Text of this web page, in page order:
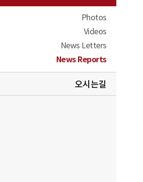
Photos
Videos
News Letters
News Reports
오시는길